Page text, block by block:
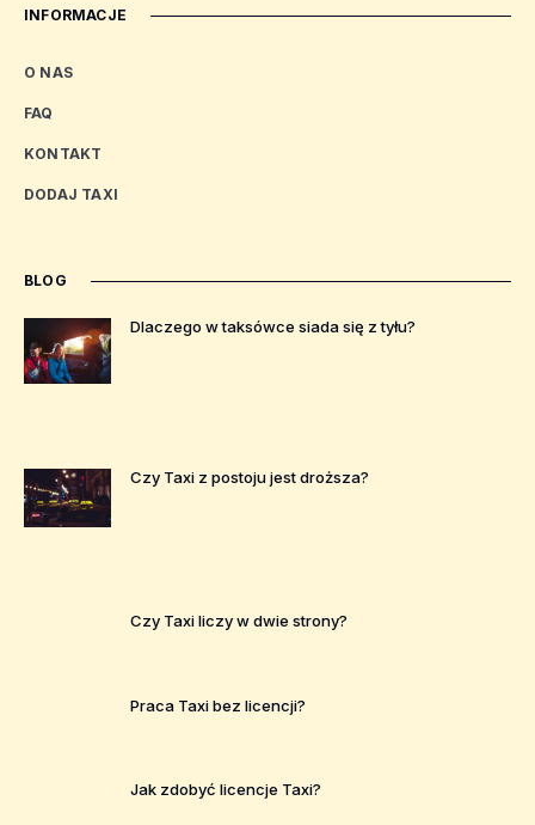
INFORMACJE
O NAS
FAQ
KONTAKT
DODAJ TAXI
BLOG
Dlaczego w taksówce siada się z tyłu?
Czy Taxi z postoju jest droższa?
Czy Taxi liczy w dwie strony?
Praca Taxi bez licencji?
Jak zdobyć licencje Taxi?